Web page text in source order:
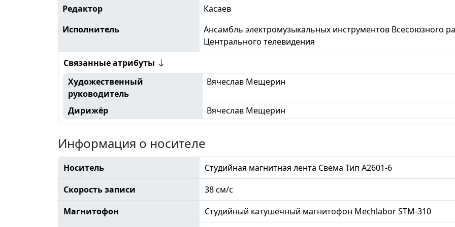
Редактор
Касаев
Исполнитель
Ансамбль электромузыкальных инструментов Всесоюзного
Центрального телевидения
Связанные атрибуты
Художественный
руководитель
Вячеслав Мещерин
Дирижёр Вячеслав Мещерин
Информация о носителе
Носитель
Студийная магнитная лента Свема Тип А2601-6
Скорость записи
38 см/с
Магнитофон
Студийный катушечный магнитофон Mechlabor STM-310